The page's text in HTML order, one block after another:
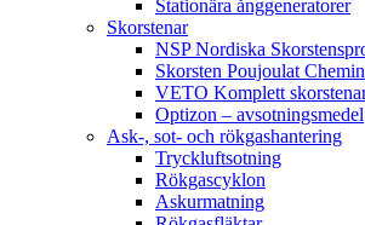
Stationära ånggeneratorer
Skorstenar
NSP Nordiska
Skorsten Poujoulat
VETO Komplett
Optizon – avsotningsmedel
Ask-, sot- och rökgashantering
Tryckluftsotning
Rökgascyklon
Askurmatning